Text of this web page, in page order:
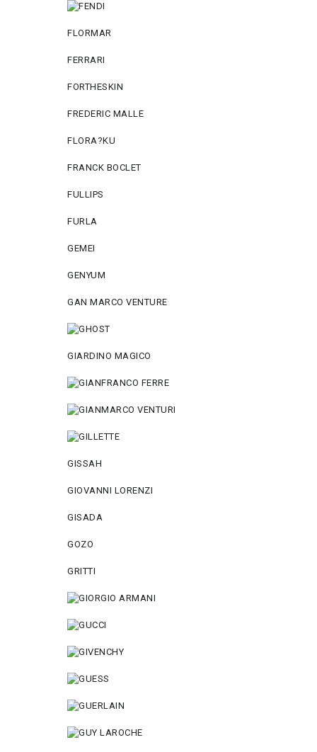
FLORMAR
FERRARI
FORTHESKIN
FREDERIC MALLE
FLORA?KU
FRANCK BOCLET
FULLIPS
FURLA
GEMEI
GENYUM
GAN MARCO VENTURE
GIARDINO MAGICO
GISSAH
GIOVANNI LORENZI
GISADA
GOZO
GRITTI